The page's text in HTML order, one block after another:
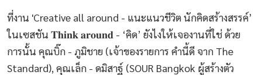
ที่งาน 'Creative all around - แนะแนวชีวิต นักคิดสร้างสรรค์’
ในเซสชัน 𝐓𝐡𝐢𝐧𝐤 𝐚𝐫𝐨𝐮𝐧𝐝 - ‘คิด’ ยังไงให้เจองานที่ใช่ ด้วย
การนั้น คุณบิ๊ก - ภูมิชาย (เจ้าของรายการ คำนี้ดี จาก The
Standard), คุณเล็ก - ดมิสาฐ์ (SOUR Bangkok ผู้สร้างตัว